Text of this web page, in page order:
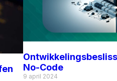
No-Code
9 april 2024